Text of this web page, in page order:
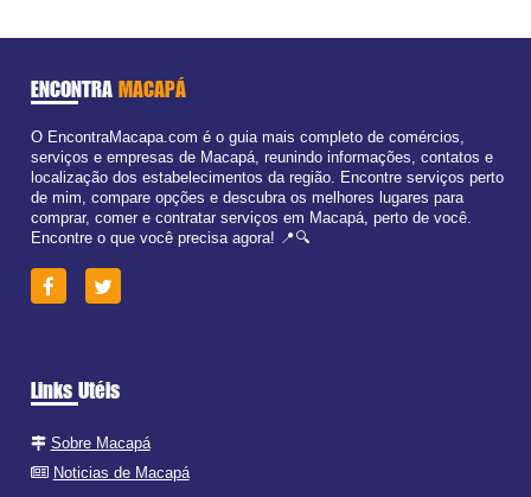
ENCONTRA MACAPÁ
O EncontraMacapa.com é o guia mais completo de comércios,
serviços e empresas de Macapá, reunindo informações, contatos e
localização dos estabelecimentos da região. Encontre serviços perto
de mim, compare opções e descubra os melhores lugares para
comprar, comer e contratar serviços em Macapá, perto de você.
Encontre o que você precisa agora! 📍🔍
Links Utéis
Sobre Macapá
Noticias de Macapá